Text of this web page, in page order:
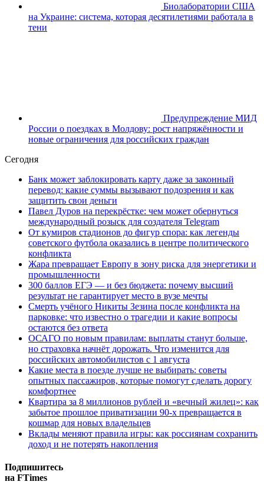
Биолаборатории США
на Украине: система, которая десятилетиями работала в
тени
Предупреждение МИД
России о поездках в Молдову: рост напряжённости и
новые ограничения для российских граждан
Сегодня
Банк может заблокировать карту даже за законный
перевод: какие суммы вызывают подозрения и как
защитить свои деньги
Павел Дуров на перекрёстке: чем может обернуться
международный розыск для создателя Telegram
От кумиров стадионов до фигур спора: как легенды
советского футбола оказались в центре политического
конфликта
Жара превращает Европу в зону риска для энергетики и
промышленности
300 баллов ЕГЭ — и без бюджета: почему высший
результат не гарантирует место в вузе мечты
Смерть учёного Никиты Зезина после конфликта на
парковке: что известно о трагедии и какие вопросы
остаются без ответа
ОСАГО по новым правилам: выплаты станут больше,
но страховка начнёт дорожать. Что изменится для
российских автомобилистов с 1 августа
Какие места в поезде лучше не выбирать: советы
опытных пассажиров, которые помогут сделать дорогу
комфортнее
Квартира за 8 миллионов рублей и «вечный жилец»: как
забытое прошлое приватизации 90-х превращается в
кошмар для новых владельцев
Вклады меняют правила игры: как россиянам сохранить
доход и не потерять накопления
Подпишитесь
на FTimes